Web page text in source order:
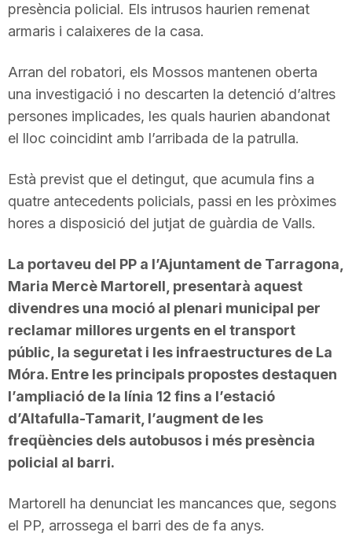
presència policial. Els intrusos haurien remenat
armaris i calaixeres de la casa.
Arran del robatori, els Mossos mantenen oberta
una investigació i no descarten la detenció d’altres
persones implicades, les quals haurien abandonat
el lloc coincidint amb l’arribada de la patrulla.
Està previst que el detingut, que acumula fins a
quatre antecedents policials, passi en les pròximes
hores a disposició del jutjat de guàrdia de Valls.
La portaveu del PP a l’Ajuntament de Tarragona,
Maria Mercè Martorell, presentarà aquest
divendres una moció al plenari municipal per
reclamar millores urgents en el transport
públic, la seguretat i les infraestructures de La
Móra. Entre les principals propostes destaquen
l’ampliació de la línia 12 fins a l’estació
d’Altafulla-Tamarit, l’augment de les
freqüències dels autobusos i més presència
policial al barri.
Martorell ha denunciat les mancances que, segons
el PP, arrossega el barri des de fa anys.